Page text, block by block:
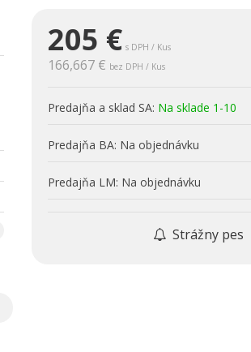
205 € s DPH / Kus
166,667 € bez DPH / Kus
Predajňa a sklad SA: Na sklade 1-10
Predajňa BA: Na objednávku
Predajňa LM: Na objednávku
Strážny pes